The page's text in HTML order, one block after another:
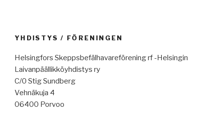
Sea
YHDISTYS / FÖRENINGEN
Helsingfors Skeppsbefälhavareförening rf -Helsingin
Laivanpäällikköyhdistys ry
C/0 Stig Sundberg
Vehnäkuja 4
06400 Porvoo